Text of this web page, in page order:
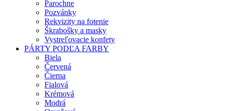
Parochne
Pozvánky
Rekvizity na fotenie
Škrabošky a masky
Vystreľovacie konfety
PÁRTY PODĽA FARBY
Biela
Červená
Čierna
Fialová
Krémová
Modrá